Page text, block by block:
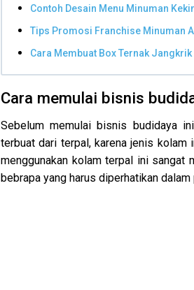
Contoh Desain Menu Minuman
Tips Promosi Franchise Minuman
Cara Membuat Box Ternak
Cara memulai bisnis
Sebelum memulai bisnis budidaya
terbuat dari terpal, karena jenis kolam
menggunakan kolam terpal ini sangat
bebrapa yang harus diperhatikan